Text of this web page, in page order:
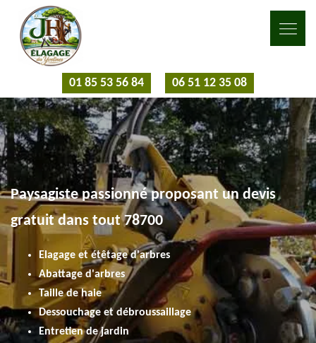
01 85 53 56 84 06 51 12 35 08
Paysagiste passionné proposant un devis
gratuit dans tout 78700
Elagage et étêtage d'arbres
Abattage d'arbres
Taille de haie
Dessouchage et débroussaillage
Entretien de jardin